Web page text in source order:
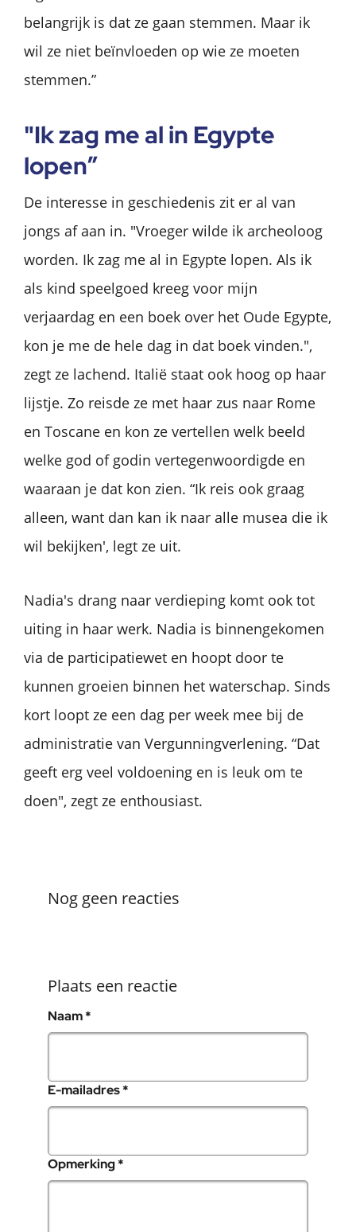
belangrijk is dat ze gaan stemmen. Maar ik
wil ze niet beïnvloeden op wie ze moeten
stemmen.”
"Ik zag me al in Egypte
lopen”
De interesse in geschiedenis zit er al van
jongs af aan in. "Vroeger wilde ik archeoloog
worden. Ik zag me al in Egypte lopen. Als ik
als kind speelgoed kreeg voor mijn
verjaardag en een boek over het Oude Egypte,
kon je me de hele dag in dat boek vinden.",
zegt ze lachend. Italië staat ook hoog op haar
lijstje. Zo reisde ze met haar zus naar Rome
en Toscane en kon ze vertellen welk beeld
welke god of godin vertegenwoordigde en
waaraan je dat kon zien. “Ik reis ook graag
alleen, want dan kan ik naar alle musea die ik
wil bekijken', legt ze uit.
Nadia's drang naar verdieping komt ook tot
uiting in haar werk. Nadia is binnengekomen
via de participatiewet en hoopt door te
kunnen groeien binnen het waterschap. Sinds
kort loopt ze een dag per week mee bij de
administratie van Vergunningverlening. “Dat
geeft erg veel voldoening en is leuk om te
doen", zegt ze enthousiast.
Nog geen reacties
Plaats een reactie
Naam*
E-mailadres*
Opmerking*